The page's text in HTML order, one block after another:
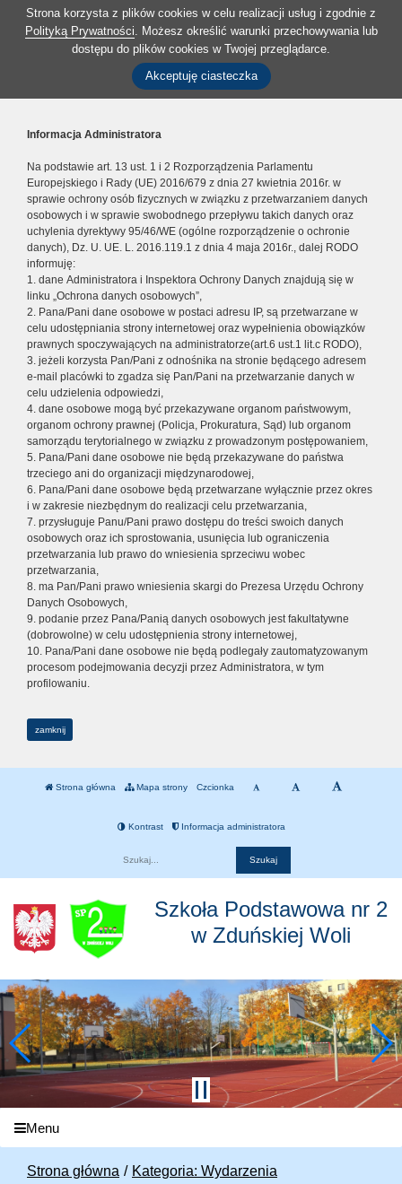
Strona korzysta z plików cookies w celu realizacji usług i zgodnie z
Polityką Prywatności. Możesz określić warunki przechowywania lub
dostępu do plików cookies w Twojej przeglądarce.
Akceptuję ciasteczka
Informacja Administratora
Na podstawie art. 13 ust. 1 i 2 Rozporządzenia Parlamentu
Europejskiego i Rady (UE) 2016/679 z dnia 27 kwietnia 2016r. w
sprawie ochrony osób fizycznych w związku z przetwarzaniem danych
osobowych i w sprawie swobodnego przepływu takich danych oraz
uchylenia dyrektywy 95/46/WE (ogólne rozporządzenie o ochronie
danych), Dz. U. UE. L. 2016.119.1 z dnia 4 maja 2016r., dalej RODO
informuję:
1. dane Administratora i Inspektora Ochrony Danych znajdują się w
linku „Ochrona danych osobowych”,
2. Pana/Pani dane osobowe w postaci adresu IP, są przetwarzane w
celu udostępniania strony internetowej oraz wypełnienia obowiązków
prawnych spoczywających na administratorze(art.6 ust.1 lit.c RODO),
3. jeżeli korzysta Pan/Pani z odnośnika na stronie będącego adresem
e-mail placówki to zgadza się Pan/Pani na przetwarzanie danych w
celu udzielenia odpowiedzi,
4. dane osobowe mogą być przekazywane organom państwowym,
organom ochrony prawnej (Policja, Prokuratura, Sąd) lub organom
samorządu terytorialnego w związku z prowadzonym postępowaniem,
5. Pana/Pani dane osobowe nie będą przekazywane do państwa
trzeciego ani do organizacji międzynarodowej,
6. Pana/Pani dane osobowe będą przetwarzane wyłącznie przez okres
i w zakresie niezbędnym do realizacji celu przetwarzania,
7. przysługuje Panu/Pani prawo dostępu do treści swoich danych
osobowych oraz ich sprostowania, usunięcia lub ograniczenia
przetwarzania lub prawo do wniesienia sprzeciwu wobec
przetwarzania,
8. ma Pan/Pani prawo wniesienia skargi do Prezesa Urzędu Ochrony
Danych Osobowych,
9. podanie przez Pana/Panią danych osobowych jest fakultatywne
(dobrowolne) w celu udostępnienia strony internetowej,
10. Pana/Pani dane osobowe nie będą podlegały zautomatyzowanym
procesom podejmowania decyzji przez Administratora, w tym
profilowaniu.
zamknij
Strona główna Mapa strony Czcionka
Kontrast Informacja administratora
Szkoła Podstawowa nr 2
w Zduńskiej Woli
Menu
Strona główna
Kategoria: Wydarzenia